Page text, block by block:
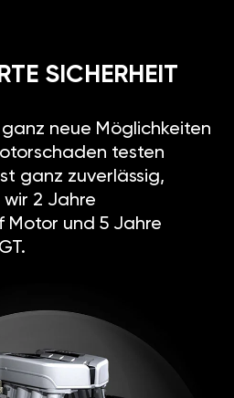
SICHERHEIT
neue Möglichkeiten
testen
ganz zuverlässig,
2 Jahre
und 5 Jahre